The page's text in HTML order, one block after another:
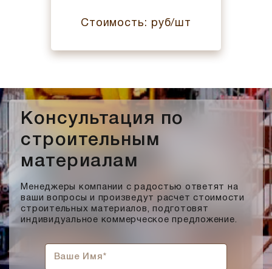
Стоимость: руб/шт
Консультация по
строительным
материалам
Менеджеры компании с радостью ответят на
ваши вопросы и произведут расчет стоимости
строительных материалов, подготовят
индивидуальное коммерческое предложение.